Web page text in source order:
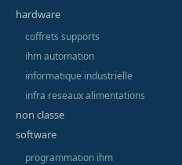
hardware
coffrets supports
ihm automation
informatique industrielle
infra reseaux alimentations
non classe
software
programmation ihm